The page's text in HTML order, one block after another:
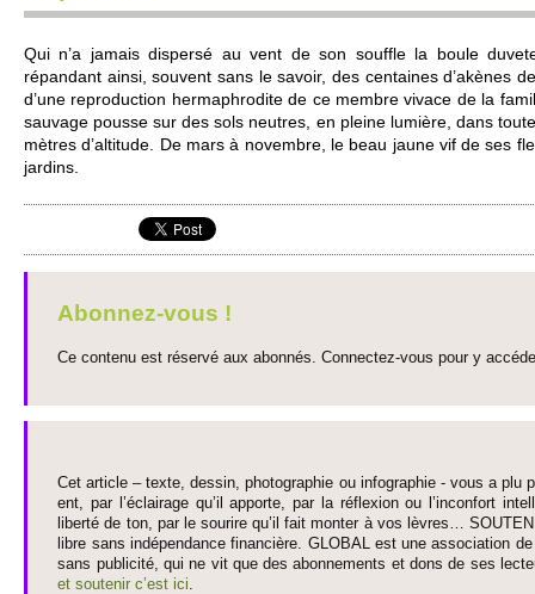
Qui n’a jamais dispersé au vent de son so­uffle la boule
répandant ainsi, so­uvent sans le savoir, des centaines d’akènes
d’une re­production hermaphrodite de ce me­mbre vi­vace de la
sauvage po­usse sur des sols neutres, en pleine lumière, dans
mètres d’alti­tude. De mars à nove­mbre, le beau jaune vif de ses
jardins.
Abonnez-vous !
Ce contenu est réservé aux abonnés. Connectez-vous pour y
Cet article – texte, dessin, photographie ou infographie - vous a plu
ent, par l’éclairage qu’il appo­rte, par la réflexion ou l’inconfort
liberté de ton, par le so­urire qu’il fait monter à vos lèvres…
libre sans indépendance financière. GLOBAL est une asso­ci­ation
sans publi­cité, qui ne vit que des abonne­ments et dons de ses
et so­utenir c’est ici.